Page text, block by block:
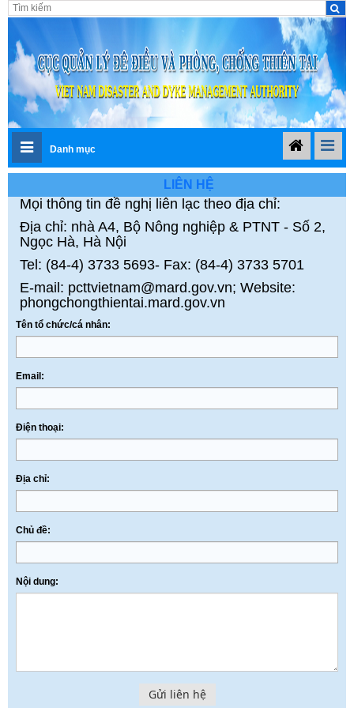
Danh mục
LIÊN HỆ
Mọi thông tin đề nghị liên lạc theo địa chỉ:
Địa chỉ: nhà A4, Bộ Nông nghiệp & PTNT - Số 2,
Ngọc Hà, Hà Nội
Tel: (84-4) 3733 5693- Fax: (84-4) 3733 5701
E-mail: pcttvietnam@mard.gov.vn; Website:
phongchongthientai.mard.gov.vn
Tên tổ chức/cá nhân:
Email:
Điện thoại:
Địa chỉ:
Chủ đề:
Nội dung:
Gửi liên hệ